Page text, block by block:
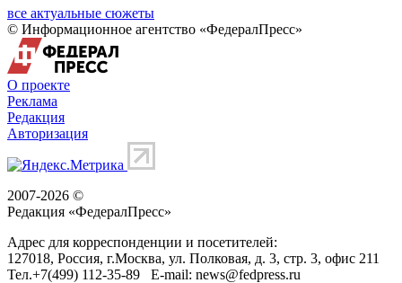
все актуальные сюжеты
© Информационное агентство «ФедералПресс»
О проекте
Реклама
Редакция
Авторизация
2007-2026 ©
Редакция «ФедералПресс»
Адрес для корреспонденции и посетителей:
127018, Россия, г.Москва, ул. Полковая, д. 3, стр. 3, офис 211
Тел.+7(499) 112-35-89 E-mail: news@fedpress.ru